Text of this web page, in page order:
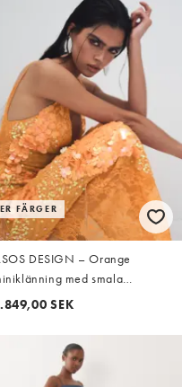
FÄRGER
DESIGN – Orange
med smala
och utsmyckning i skir
SEK